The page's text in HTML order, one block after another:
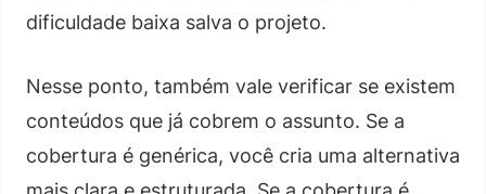
dificuldade baixa salva o projeto.
Nesse ponto, também vale verificar se existem
conteúdos que já cobrem o assunto. Se a
cobertura é genérica, você cria uma alternativa